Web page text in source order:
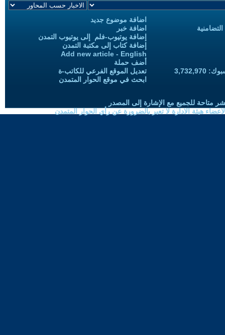
اضافة موضوع جديد
اضافة خبر
إضافة يوتيوب-فلم إلى يوتيوب التمدن
إضافة كتاب إلى مكتبة التمدن
Add new article - English
أضف حملة
تعديل الموقع الفرعي للكاتب-ة
ابحث في موقع الحوار المتمدن
متاحة للجميع مع الإشارة إلى المصدر
هيئة الادارة لا تعبر بالضرورة عن رأي الحوار المتمدن